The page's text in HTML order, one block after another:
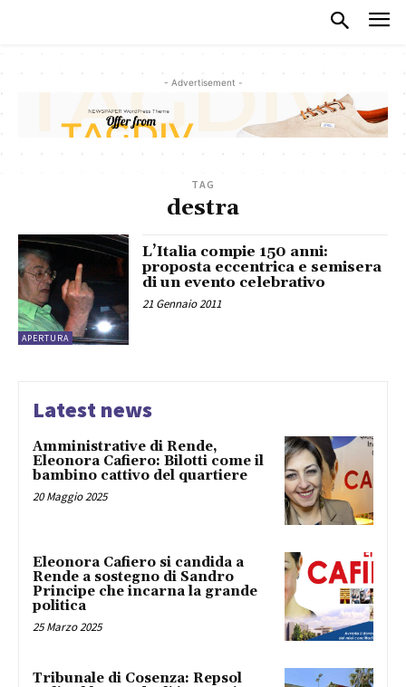
- Advertisement -
TAG
destra
APERTURA
L’Italia compie 150 anni:
proposta eccentrica e semisera
di un evento celebrativo
21 Gennaio 2011
Latest news
Amministrative di Rende,
Eleonora Cafiero: Bilotti come il
bambino cattivo del quartiere
20 Maggio 2025
Eleonora Cafiero si candida a
Rende a sostegno di Sandro
Principe che incarna la grande
politica
25 Marzo 2025
Tribunale di Cosenza: Repsol